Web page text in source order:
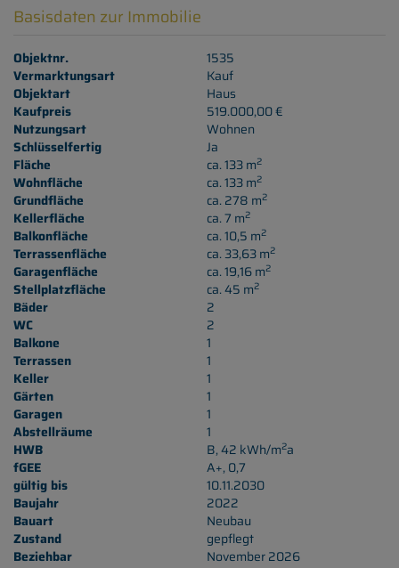
Basisdaten zur Immobilie
Objektnr.
1535
Vermarktungsart
Kauf
Objektart
Haus
Kaufpreis
519.000,00 €
Nutzungsart
Wohnen
Schlüsselfertig
Ja
Fläche
ca. 133 m2
Wohnfläche ca. 133 m2
Grundfläche ca. 278 m2
Kellerfläche ca. 7 m2
Balkonfläche ca. 10,5 m2
Terrassenfläche ca. 33,63 m2
Garagenfläche ca. 19,16 m2
Stellplatzfläche ca. 45 m2
Bäder
2
WC
2
Balkone
1
Terrassen
1
Keller
1
Gärten
1
Garagen
1
Abstellräume
1
HWB
B, 42 kWh/m2a
fGEE
A+, 0,7
gültig bis
10.11.2030
Baujahr
2022
Bauart
Neubau
Zustand
gepflegt
Beziehbar
November 2026